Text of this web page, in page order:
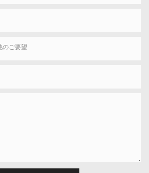
のご要望